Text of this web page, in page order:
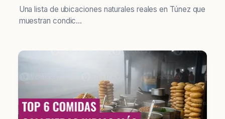
Una lista de ubicaciones naturales reales en Túnez que
muestran condic...